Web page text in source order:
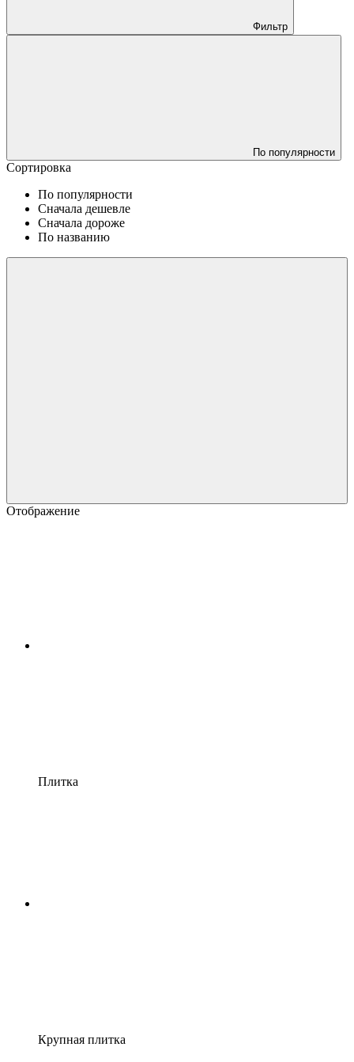
Фильтр
По популярности
Сортировка
По популярности
Сначала дешевле
Сначала дороже
По названию
Отображение
Плитка
Крупная плитка